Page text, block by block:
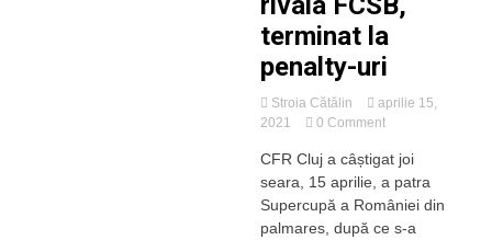
terminat la
penalty-uri
Stroia Cătălin
aprilie 15,
2021
0 Commenton
Cluj,
primul
trofeu
CFR Cluj a câștigat joi
seara, 15 aprilie, a patra
Supercupă a României din
palmares, după ce s-a